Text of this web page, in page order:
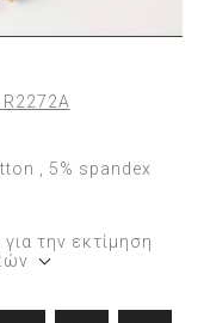
R2272A
, 5% spandex
την εκτίμηση